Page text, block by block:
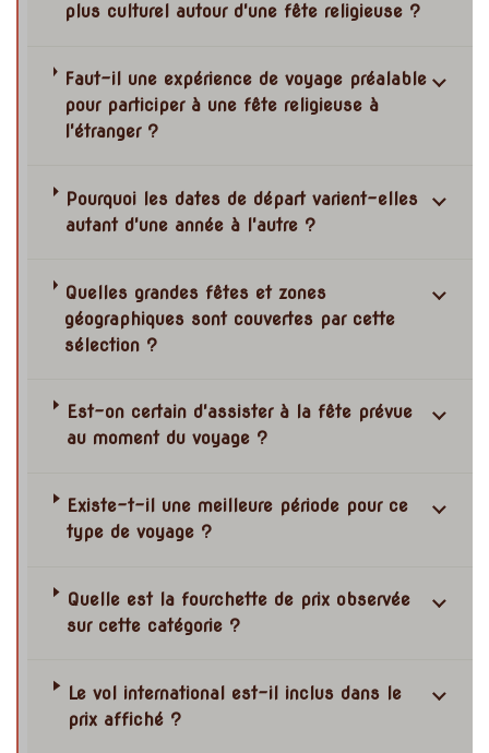
plus culturel autour d'une fête religieuse ?
Faut-il une expérience de voyage préalable
pour participer à une fête religieuse à
l'étranger ?
Pourquoi les dates de départ varient-elles
autant d'une année à l'autre ?
Quelles grandes fêtes et zones
géographiques sont couvertes par cette
sélection ?
Est-on certain d'assister à la fête prévue
au moment du voyage ?
Existe-t-il une meilleure période pour ce
type de voyage ?
Quelle est la fourchette de prix observée
sur cette catégorie ?
Le vol international est-il inclus dans le
prix affiché ?